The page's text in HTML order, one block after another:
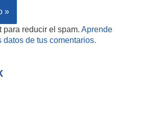
para reducir el spam. Aprende
de tus comentarios.